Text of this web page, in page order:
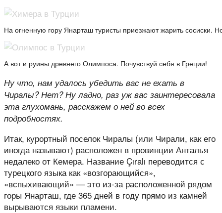
На огненную гору Янарташ туристы приезжают жарить сосиски.
А вот и руины древнего Олимпоса. Почувствуй себя в Греции!
Ну что, нам удалось убедить вас не ехать в
Чиралы? Нет? Ну ладно, раз уж вас заинтересовала
эта глухомань, расскажем о ней во всех
подробностях.
Итак, курортный поселок Чиралы (или Чирали, как его
иногда называют) расположен в провинции Анталья
недалеко от Кемера. Название Çıralı переводится с
турецкого языка как «возгорающийся»,
«вспыхивающий» — это из-за расположенной рядом
горы Янарташ, где 365 дней в году прямо из камней
вырываются языки пламени.